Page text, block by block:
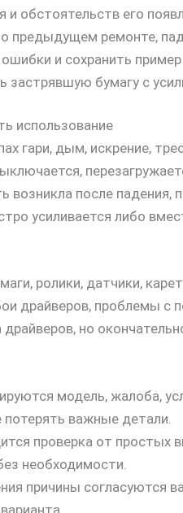
и обстоятельств его
предыдущем ремонте,
и сохранить
застрявшую бумагу с
использование
гари, дым, искрение,
возникла после
усиливается либо
ролики, датчики,
драйверов, проблемы
но
модель, жалоба,
потерять важные детали.
проверка от простых
необходимости.
причины согласуются